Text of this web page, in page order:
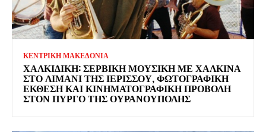
ΚΕΝΤΡΙΚΗ ΜΑΚΕΔΟΝΙΑ
ΧΑΛΚΙΔΙΚΉ: ΣΕΡΒΙΚΉ ΜΟΥΣΙΚΉ ΜΕ ΧΆΛΚΙΝΑ
ΣΤΟ ΛΙΜΆΝΙ ΤΗΣ ΙΕΡΙΣΣΟΎ, ΦΩΤΟΓΡΑΦΙΚΉ
ΈΚΘΕΣΗ ΚΑΙ ΚΙΝΗΜΑΤΟΓΡΑΦΙΚΉ ΠΡΟΒΟΛΉ
ΣΤΟΝ ΠΎΡΓΟ ΤΗΣ ΟΥΡΑΝΟΎΠΟΛΗΣ